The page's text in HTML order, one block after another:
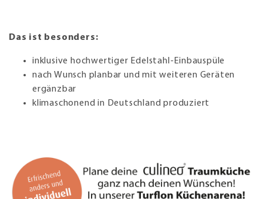
Das ist besonders:
inklusive hochwertiger Edelstahl-Einbauspüle
nach Wunsch planbar und mit weiteren Geräten
ergänzbar
klimaschonend in Deutschland produziert